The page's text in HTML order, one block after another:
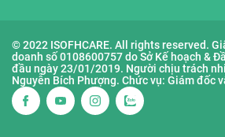
© 2022 ISOFHCARE. All rights reserved.
doanh số 0108600757 do Sở Kế hoạch &
đầu ngày 23/01/2019. Người chịu trách
Nguyễn Bích Phượng. Chức vụ: Giám đốc